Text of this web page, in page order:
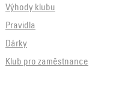
Výhody klubu
Pravidla
Dárky
Klub pro zaměstnance